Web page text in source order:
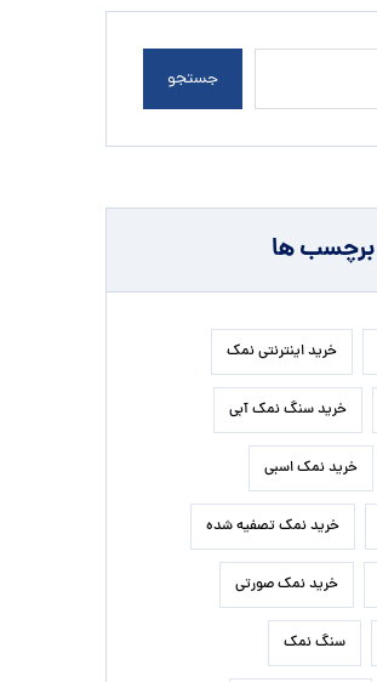
جستجو
برچسب ها
خرید اینترنتی نمک
خرید سنگ نمک آبی
خرید نمک اسبی
خرید نمک تصفیه شده
خرید نمک صورتی
سنگ نمک